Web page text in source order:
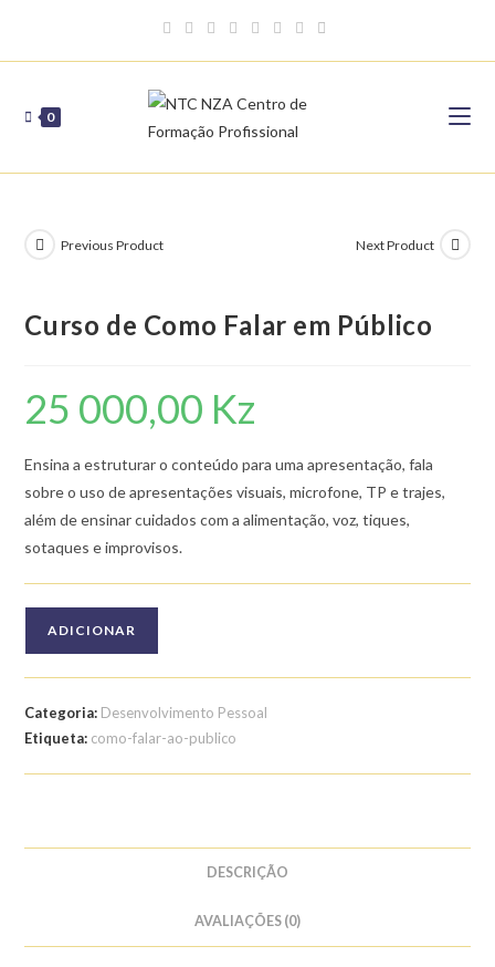
content
0
Previous Product Next Product
Curso de Como Falar em Público
25 000,00 Kz
Ensina a estruturar o conteúdo para uma apresentação, fala
sobre o uso de apresentações visuais, microfone, TP e trajes,
além de ensinar cuidados com a alimentação, voz, tiques,
sotaques e improvisos.
Curso
Como
ADICIONAR
Categoria: Desenvolvimento Pessoal
Etiqueta: como-falar-ao-publico
DESCRIÇÃO
AVALIAÇÕES (0)